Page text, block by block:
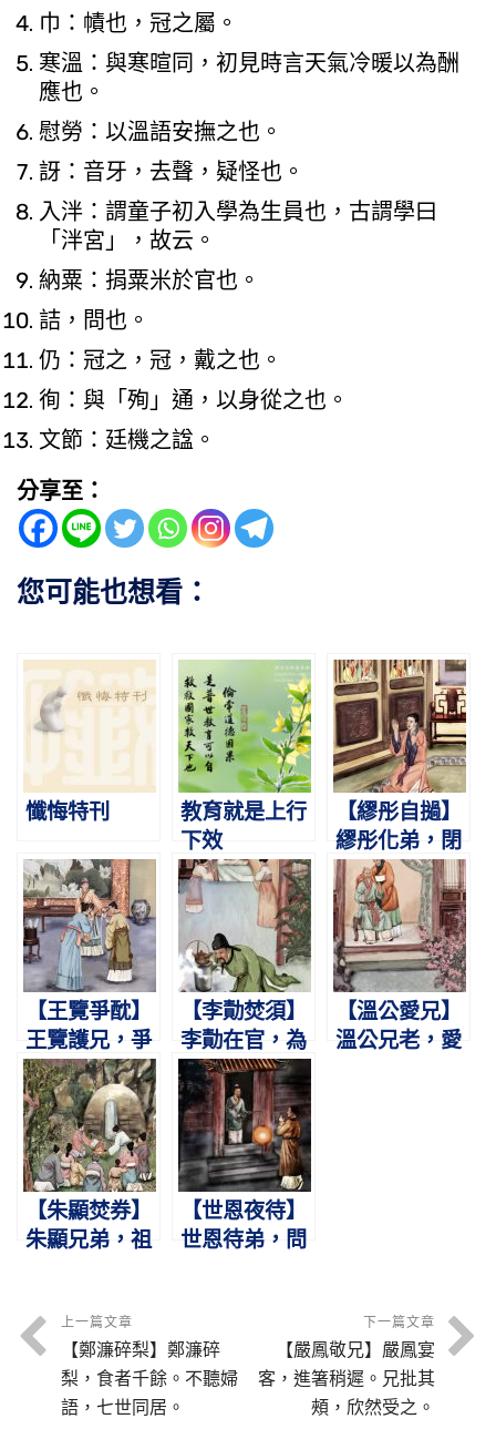
巾：幘也，冠之屬。
寒溫：與寒暄同，初見時言天氣冷暖以為酬
應也。
慰勞：以溫語安撫之也。
訝：音牙，去聲，疑怪也。
入泮：謂童子初入學為生員也，古謂學曰
「泮宮」，故云。
納粟：捐粟米於官也。
詰，問也。
仍：冠之，冠，戴之也。
徇：與「殉」通，以身從之也。
文節：廷機之諡。
分享至：
您可能也想看：
懺悔特刊
教育就是上行
下效
【繆彤自撾】
繆彤化弟，閉
戶自撾。諸婦
謝罪，得以齊
家。
【王覽爭酖】
王覽護兄，爭
酖舍生。感母
悔悟，九代公
卿。
【李勣焚須】
李勣在官，為
姐煮粥。火焚
其鬚，不用妾
僕。
【溫公愛兄】
溫公兄老，愛
【朱顯焚券】
朱顯兄弟，祖
焚。
【世恩夜待】
世恩待弟，問
上一篇文章
【鄭濂碎梨】鄭濂碎
梨，食者千餘。不聽婦
語，七世同居。
下一篇文章
【嚴鳳敬兄】嚴鳳宴
客，進箸稍遲。兄批其
頰，欣然受之。